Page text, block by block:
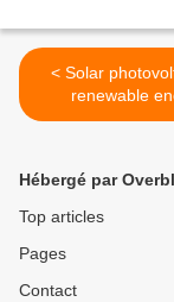
< Solar photovoltaics -a
renewable
Hébergé par
Top articles
Pages
Contact